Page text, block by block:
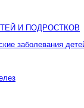
И ПОДРОСТКОВ
заболевания